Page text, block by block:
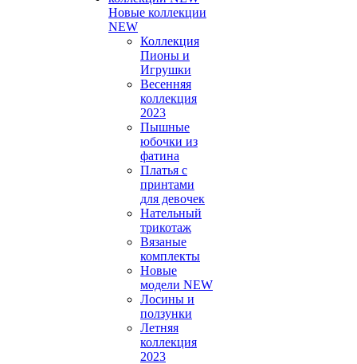
Новые коллекции
NEW
Коллекция
Пионы и
Игрушки
Весенняя
коллекция
2023
Пышные
юбочки из
фатина
Платья с
принтами
для девочек
Нательный
трикотаж
Вязаные
комплекты
Новые
модели NEW
Лосины и
ползунки
Летняя
коллекция
2023